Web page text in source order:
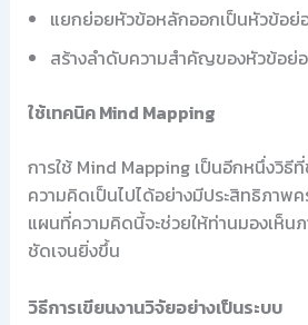
แยกย่อยหัวข้อหลักออกเป็นหัวข้อย่
สร้างลำดับความสำคัญของหัวข้อย่
ใช้เทคนิค Mind Mapping
การใช้ Mind Mapping เป็นอีกหนึ่งวิธี
ความคิดเป็นไปได้อย่างมีประสิทธิภาพ
แผนที่ความคิดนี้จะช่วยให้ท่านมองเห็น
ชัดเจนยิ่งขึ้น
วิธีการเขียนงานวิจัยอย่างเป็นระบบ